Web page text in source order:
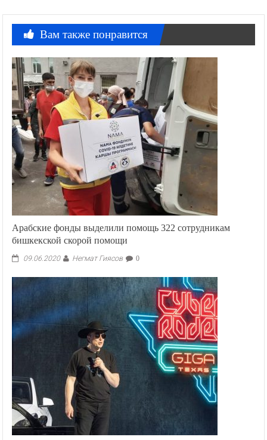
Вам также понравится
Арабские фонды выделили помощь 322 сотрудникам
бишкекской скорой помощи
09.06.2020 Негмат Гиясов 0